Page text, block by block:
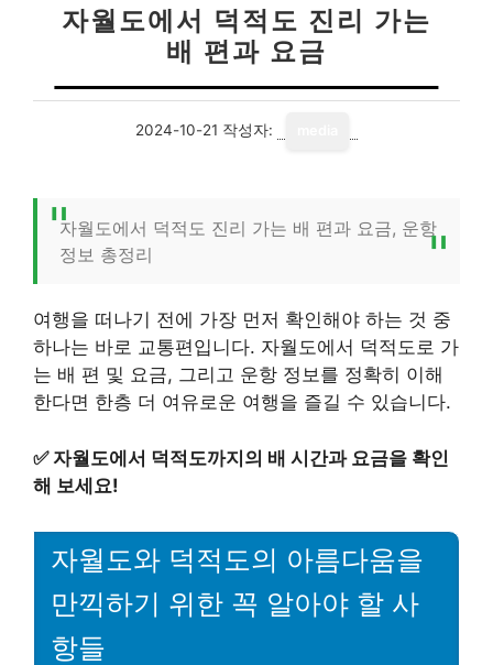
자월도에서 덕적도 진리 가는
배 편과 요금
2024-10-21 작성자:
자월도에서 덕적도 진리 가는 배 편과 요금, 운항
정보 총정리
여행을 떠나기 전에 가장 먼저 확인해야 하는 것 중
하나는 바로 교통편입니다. 자월도에서 덕적도로 가
는 배 편 및 요금, 그리고 운항 정보를 정확히 이해
한다면 한층 더 여유로운 여행을 즐길 수 있습니다.
✅ 자월도에서 덕적도까지의 배 시간과 요금을 확인
해 보세요!
자월도와 덕적도의 아름다움을
만끽하기 위한 꼭 알아야 할 사
항들